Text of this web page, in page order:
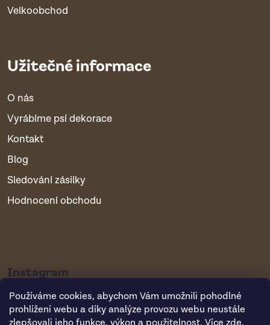
Používáme cookies, abychom Vám umožnili pohodlné
prohlížení webu a díky analýze provozu webu neustále
Velkoobchod
Užitečné informace
O nás
Vyrábíme psí dekorace
Kontakt
Blog
Sledování zásilky
Hodnocení obchodu
Instagram